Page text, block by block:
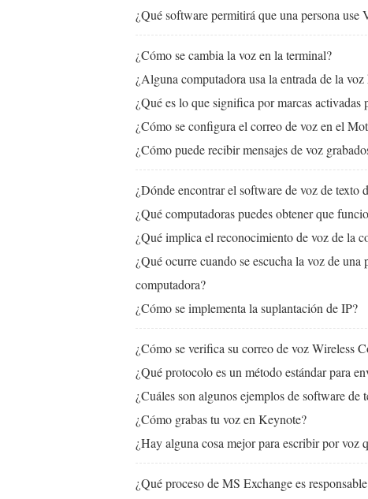
¿Qué software permitirá que una persona use
¿Cómo se cambia la voz en la terminal?
¿Alguna computadora usa la entrada de la voz
¿Qué es lo que significa por marcas activadas
¿Cómo se configura el correo de voz en el
¿Cómo puede recibir mensajes de voz
¿Dónde encontrar el software de voz de texto
¿Qué computadoras puedes obtener que
¿Qué implica el reconocimiento de voz de la
¿Qué ocurre cuando se escucha la voz de
computadora?
¿Cómo se implementa la suplantación de IP?
¿Cómo se verifica su correo de voz Wireless
¿Qué protocolo es un método estándar para
¿Cuáles son algunos ejemplos de software de
¿Cómo grabas tu voz en Keynote?
¿Hay alguna cosa mejor para escribir por voz
¿Qué proceso de MS Exchange es